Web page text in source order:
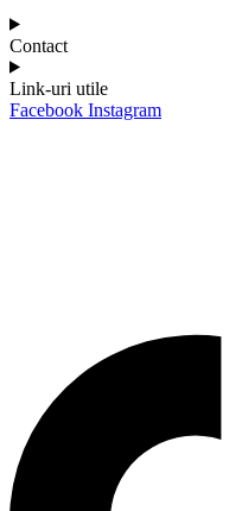
Contact
Link-uri utile
Facebook Instagram